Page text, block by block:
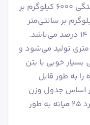
مکانیکی مطلوبی مانند تنش گسیختگی ۶۰۰۰ کیلوگرم بر
مربع، تنش جاری ۴۰۰۰ کیلوگرم بر سانتی‌متر
مربع و تغییر شکل نسبی پلاستیکی ۱۴ درصد می‌باشد.
میلگرد ۲۵ میانه به صورت شاخه 12 متری تولید می‌شود و
خوبی با بتن
را به طور قابل
اساس جدول وزن
میلگرد میانه، وزن هر شاخه از میلگرد ۲۵ میانه به طور